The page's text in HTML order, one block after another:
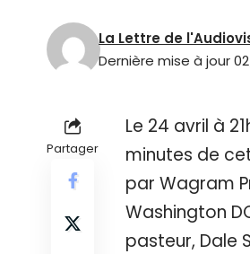
Dernière mise à jour
La Lettre de
Partager
Le 24 avril à
minutes de
par Wagram
Washington
pasteur, Dale